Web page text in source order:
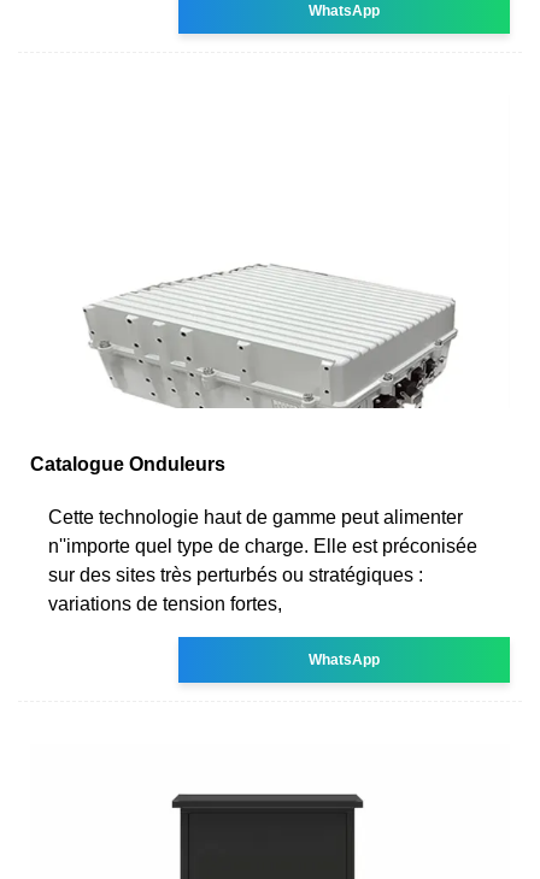
WhatsApp
Catalogue Onduleurs
Cette technologie haut de gamme peut alimenter
n''importe quel type de charge. Elle est préconisée
sur des sites très perturbés ou stratégiques :
variations de tension fortes,
WhatsApp